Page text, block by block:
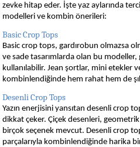
zevke hitap eder. İşte yaz aylarında
modelleri ve kombin önerileri:
Basic Crop Tops
Basic crop tops, gardırobun olmazsa
ve sade tasarımlarda olan bu
kullanılabilir. Jean şortlar, mini etekler
kombinlendiğinde hem rahat hem de
Desenli Crop Tops
Yazın enerjisini yansıtan desenli crop
dikkat çeker. Çiçek desenleri,
birçok seçenek mevcut. Desenli crop
parçalarıyla kombinlendiğinde harika